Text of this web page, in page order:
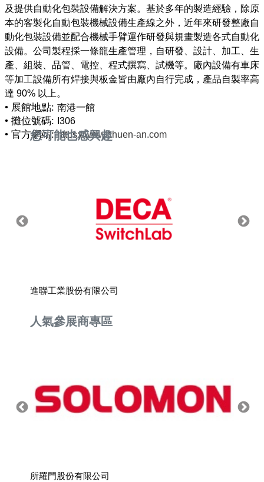
及提供自動化包裝設備解決方案。基於多年的製造經驗，除原
本的客製化自動包裝機械設備生產線之外，近年來研發整廠自
動化包裝設備並配合機械手臂運作研發與規畫製造各式自動化
設備。公司製程採一條龍生產管理，自研發、設計、加工、生
產、組裝、品管、電控、程式撰寫、試機等。廠內設備有車床
等加工設備所有焊接與板金皆由廠內自行完成，產品自製率高
• 展館地點: 南港一館
• 攤位號碼: I306
• 官方網站:https://www.chuen-an.com
您可能也感興趣
進聯工業股份有限公司
人氣參展商專區
所羅門股份有限公司